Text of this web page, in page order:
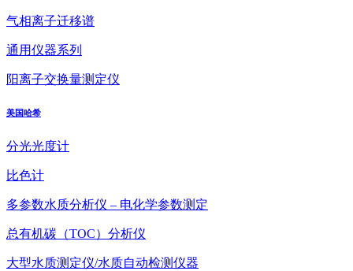
气相离子迁移谱
通用仪器系列
阳离子交换量测定仪
美国哈希
分光光度计
比色计
多参数水质分析仪 – 电化学参数测定
总有机碳（TOC）分析仪
大型水质测定仪/水质自动检测仪器